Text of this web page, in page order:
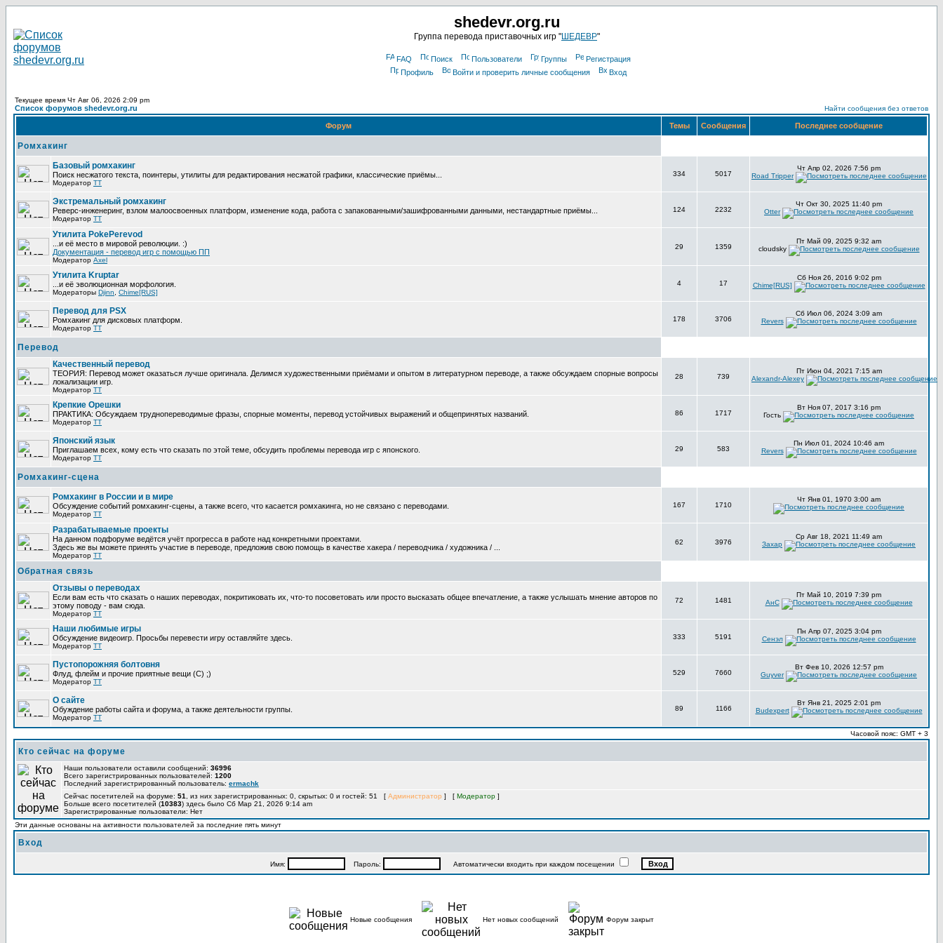
shedevr.org.ru
Группа перевода приставочных игр "ШЕДЕВР"
FAQ Поиск Пользователи Группы
Регистрация
Профиль
Войти и проверить личные сообщения Вход
Текущее время Чт Авг 06, 2026 2:09 pm
Список форумов shedevr.org.ru Найти сообщения без ответов
Форум Темы Сообщения Последнее сообщение
Ромхакинг
Базовый ромхакинг
Поиск несжатого текста, поинтеры, утилиты для редактирования несжатой графики, классические приёмы...
Модератор TT
334 5017
Чт Апр 02, 2026 7:56 pm
Road Tripper
Экстремальный ромхакинг
Реверс-инженеринг, взлом малоосвоенных платформ, изменение кода, работа с запакованными/зашифрованными данными, нестандартные приёмы...
Модератор TT
124 2232
Чт Окт 30, 2025 11:40 pm
Otter
Утилита PokePerevod
...и её место в мировой революции. :)
Документация - перевод игр с помощью ПП
Модератор Axel
29 1359
Пт Май 09, 2025 9:32 am
cloudsky
Утилита Kruptar
...и её эволюционная морфология.
Модераторы Djinn Chime[RUS]
4 17
Сб Ноя 26, 2016 9:02 pm
Chime[RUS]
Перевод для PSX
Ромхакинг для дисковых платформ.
Модератор TT
178 3706
Сб Июл 06, 2024 3:09 am
Revers
Перевод
Качественный перевод
ТЕОРИЯ: Перевод может оказаться лучше оригинала. Делимся художественными приёмами и опытом в литературном переводе, а также обсуждаем спорные вопросы
локализации игр.
Модератор TT
28 739
Пт Июн 04, 2021 7:15 am
Alexandr-Alexey
Крепкие Орешки
ПРАКТИКА: Обсуждаем труднопереводимые фразы, спорные моменты, перевод устойчивых выражений и общепринятых названий.
Модератор TT
86 1717
Вт Ноя 07, 2017 3:16 pm
Гость
Японский язык
Приглашаем всех, кому есть что сказать по этой теме, обсудить проблемы перевода игр с японского.
Модератор TT
29 583
Пн Июл 01, 2024 10:46 am
Revers
Ромхакинг-сцена
Ромхакинг в России и в мире
Обсуждение событий ромхакинг-сцены, а также всего, что касается ромхакинга, но не связано с переводами.
Модератор TT
167 1710
Чт Янв 01, 1970 3:00 am
Разрабатываемые проекты
На данном подфоруме ведётся учёт прогресса в работе над конкретными проектами.
Здесь же вы можете принять участие в переводе, предложив свою помощь в качестве хакера / переводчика / художника / ...
Модератор TT
62 3976
Ср Авг 18, 2021 11:49 am
Захар
Обратная связь
Отзывы о переводах
Если вам есть что сказать о наших переводах, покритиковать их, что-то посоветовать или просто высказать общее впечатление, а также услышать мнение авторов по
этому поводу - вам сюда.
Модератор TT
72 1481
Пт Май 10, 2019 7:39 pm
АнС
Наши любимые игры
Обсуждение видеоигр. Просьбы перевести игру оставляйте здесь.
Модератор TT
333 5191
Пн Апр 07, 2025 3:04 pm
Сенэл
Пустопорожняя болтовня
Флуд, флейм и прочие приятные вещи (C) ;)
Модератор TT
529 7660
Вт Фев 10, 2026 12:57 pm
Guyver
О сайте
Обуждение работы сайта и форума, а также деятельности группы.
Модератор TT
89 1166
Вт Янв 21, 2025 2:01 pm
Budexpert
Часовой пояс: GMT + 3
Кто сейчас на форуме
Наши пользователи оставили сообщений: 36996
Всего зарегистрированных пользователей: 1200
Последний зарегистрированный пользователь: ermachk
Сейчас посетителей на форуме: 51 , из них зарегистрированных: 0, скрытых: 0 и гостей: 51 [ Администратор ] [ Модератор ]
Больше всего посетителей (10383) здесь было Сб Мар 21, 2026 9:14 am
Зарегистрированные пользователи: Нет
Эти данные основаны на активности пользователей за последние пять минут
Вход
Имя: Пароль: Автоматически входить при каждом посещении
Новые сообщения Нет новых сообщений Форум закрыт